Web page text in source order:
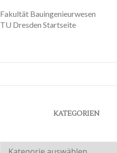
Fakultät Bauingenieurwesen
TU Dresden Startseite
KATEGORIEN
Kategorien